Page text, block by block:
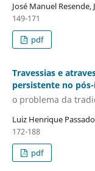
José Manuel
149-171
pdf
Travessias e
persistente no
o problema da
Luiz Henrique
172-188
pdf